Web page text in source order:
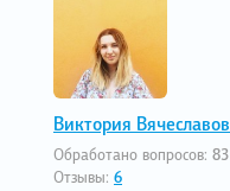
Виктория
Обработано вопросов: 83
Отзывы: 6